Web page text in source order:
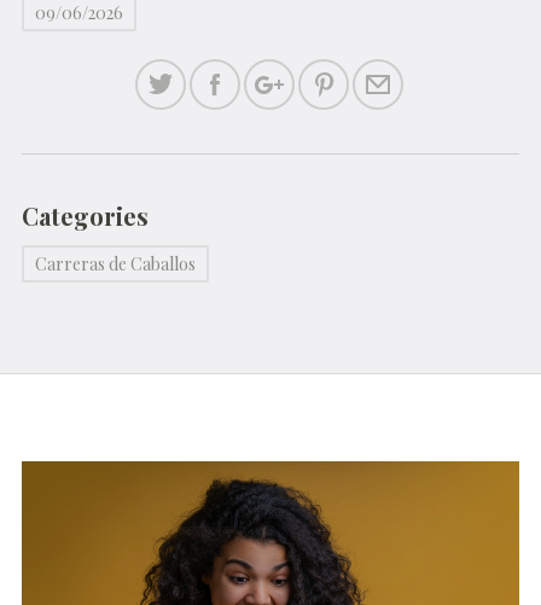
09/06/2026
Categories
Carreras de Caballos